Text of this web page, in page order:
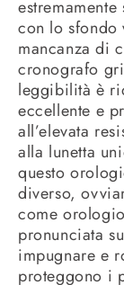
con lo sfondo
mancanza di
cronografo
leggibilità è
eccellente e
all’elevata
alla lunetta
questo
diverso,
come
pronunciata
impugnare e
proteggono i